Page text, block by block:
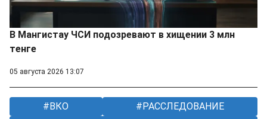
В Мангистау ЧСИ подозревают в хищении 3 млн
тенге
05 августа 2026 13:07
ВКО
РАССЛЕДОВАНИЕ